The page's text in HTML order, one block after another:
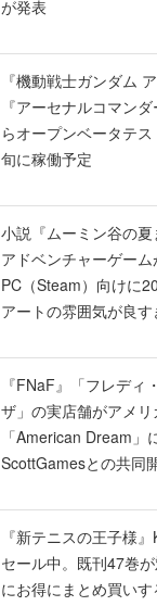
が発表
『機動戦士ガンダム
『アーセナルコマン
らオープンベータテ
旬に稼働予定
小説『ムーミン谷の
アドベンチャーゲーム
PC（Steam）向けに
アートの雰囲気が良
『FNaF』「フレディ
ザ」の実店舗がアメ
「American Dream」
ScottGamesとの共同
テージショーや没入
る
『新テニスの王子様
セール中。既刊47巻
にお得にまとめ買いす